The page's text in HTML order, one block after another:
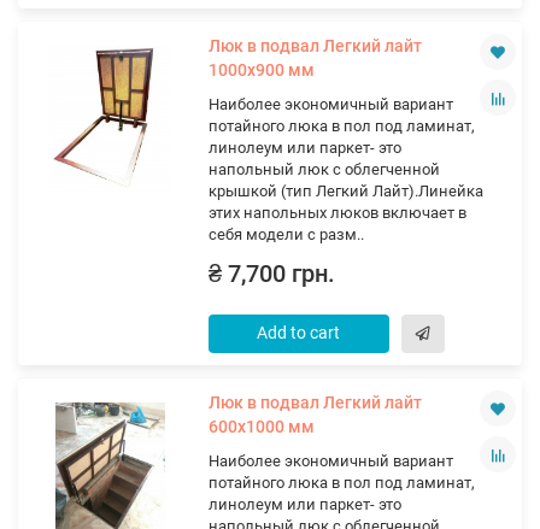
Люк в подвал Легкий лайт
1000х900 мм
Наиболее экономичный вариант
потайного люка в пол под ламинат,
линолеум или паркет- это
напольный люк с облегченной
крышкой (тип Легкий Лайт).Линейка
этих напольных люков включает в
себя модели с разм..
₴ 7,700 грн.
Add to cart
Люк в подвал Легкий лайт
600х1000 мм
Наиболее экономичный вариант
потайного люка в пол под ламинат,
линолеум или паркет- это